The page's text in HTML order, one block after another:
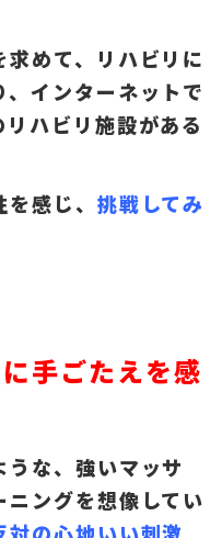
めて、リハビリに
インターネットで
ハビリ施設がある
感じ、 挑戦してみ
手ごたえを感
な、強いマッサ
ングを想像してい
対の心地いい刺激